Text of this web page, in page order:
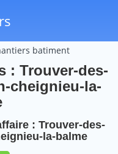
batiment
: Trouver-des-
cheignieu-la-
: Trouver-des-
la-balme